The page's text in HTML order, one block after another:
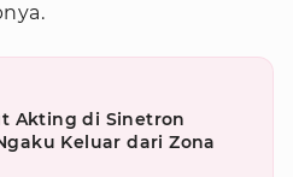
Akting di Sinetron
Keluar dari Zona